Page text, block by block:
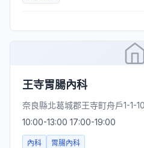
王寺胃腸內科
奈良縣北葛城郡王寺町舟戶1-1-10
10:00-13:00 17:00-19:00
內科 胃腸內科